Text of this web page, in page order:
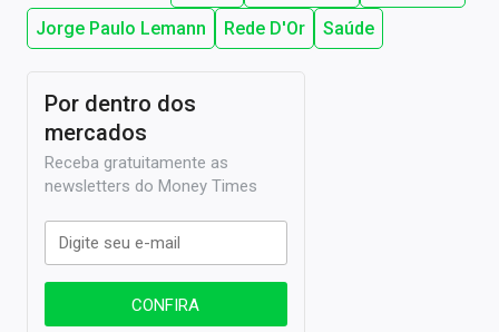
Jorge Paulo Lemann
Rede D'Or Saúde
Por dentro dos
mercados
Receba gratuitamente as
newsletters do Money Times